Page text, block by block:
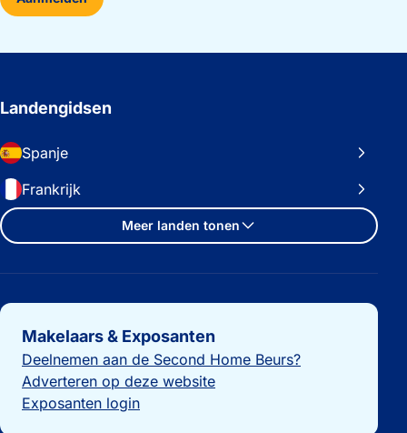
Landengidsen
Spanje
Frankrijk
Meer landen tonen
Belangrijke links
Makelaars & Exposanten
Deelnemen aan de Second Home Beurs?
Adverteren op deze website
Exposanten login